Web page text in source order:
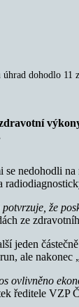
úhrad dohodlo
nedohodli
potvrzuje, že
ze
jeden
ale nakonec
ovlivněno
ředitele VZP